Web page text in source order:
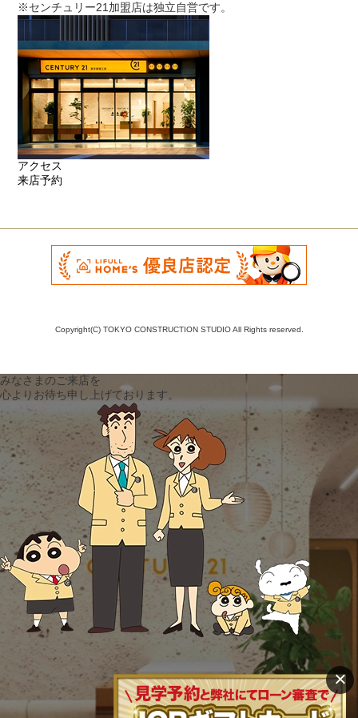
※センチュリー21加盟店は独立自営です。
アクセス
来店予約
Copyright(C) TOKYO CONSTRUCTION STUDIO All Rights reserved.
みなさまのご来店を
心よりお待ち申し上げております。
×